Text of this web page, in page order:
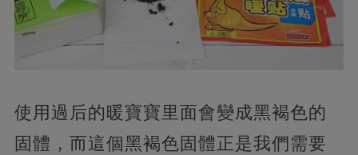
使用過后的暖寶寶里面會變成黑褐色的
固體，而這個黑褐色固體正是我們需要